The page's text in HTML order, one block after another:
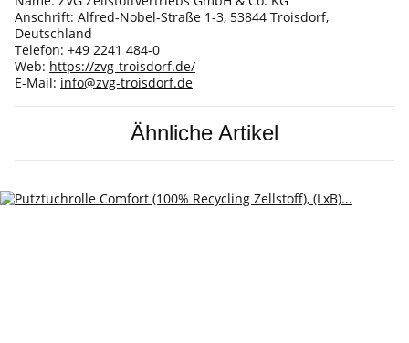
Anschrift: Alfred-Nobel-Straße 1-3, 53844 Troisdorf,
Deutschland
Telefon: +49 2241 484-0
Web: https://zvg-troisdorf.de/
E-Mail: info@zvg-troisdorf.de
Ähnliche Artikel